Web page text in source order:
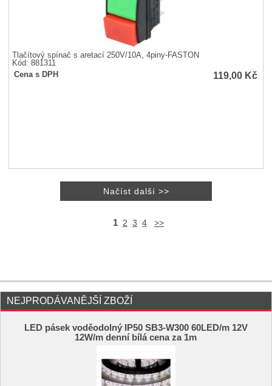
Tlačítový spínač s aretací 250V/10A, 4piny-FASTON
Kód: 881311
Cena s DPH
119,00 Kč
1 2 3 4 >>
NEJPRODÁVANĚJŠÍ ZBOŽÍ
LED pásek voděodolný IP50 SB3-W300 60LED/m 12V
12W/m denní bílá cena za 1m